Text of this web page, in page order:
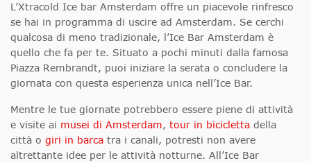
L’Xtracold Ice bar Amsterdam offre un piacevole rinfresco
se hai in programma di uscire ad Amsterdam. Se cerchi
qualcosa di meno tradizionale, l’Ice Bar Amsterdam è
quello che fa per te. Situato a pochi minuti dalla famosa
Piazza Rembrandt, puoi iniziare la serata o concludere la
giornata con questa esperienza unica nell’Ice Bar.
Mentre le tue giornate potrebbero essere piene di attività
e visite ai musei di Amsterdam, tour in bicicletta della
città o giri in barca tra i canali, potresti non avere
altrettante idee per le attività notturne. All’Ice Bar